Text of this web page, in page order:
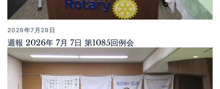
2026年7月28日
週報 2026年 7月 7日 第1085回例会